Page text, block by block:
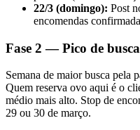
22/3 (domingo): Post
encomendas
Fase 2 — Pico de
Semana de maior busca pela
Quem reserva ovo aqui é o
médio mais alto. Stop de
29 ou 30 de março.